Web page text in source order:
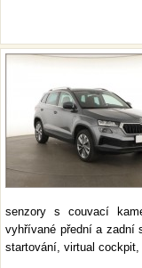
senzory s couvací
vyhřívané přední a zadní
startování, virtual